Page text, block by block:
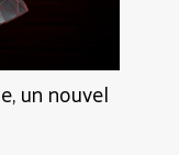
un nouvel